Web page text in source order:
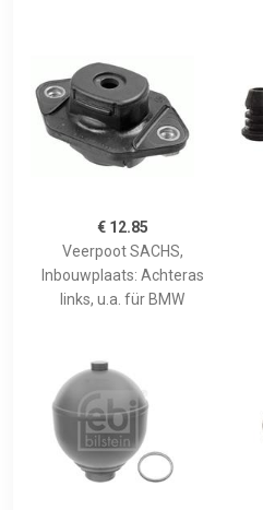
€ 12.85
Veerpoot SACHS,
Inbouwplaats: Achteras
links, u.a. für BMW